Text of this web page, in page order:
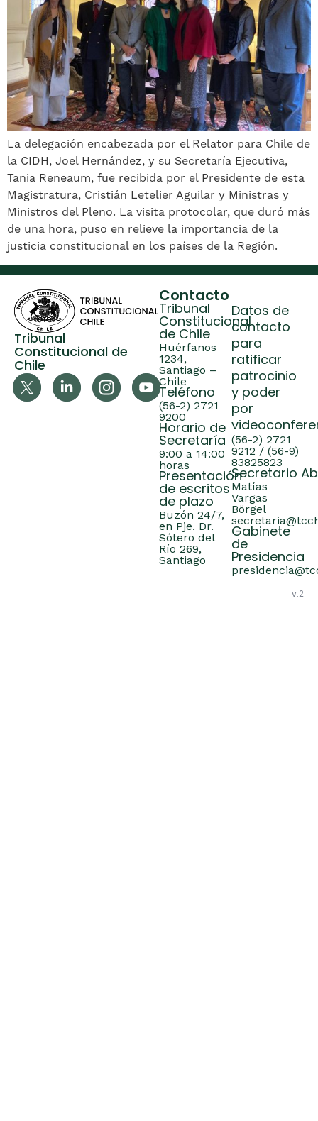
La delegación encabezada por el Relator para Chile de
la CIDH, Joel Hernández, y su Secretaría Ejecutiva,
Tania Reneaum, fue recibida por el Presidente de esta
Magistratura, Cristián Letelier Aguilar y Ministras y
Ministros del Pleno. La visita protocolar, que duró más
de una hora, puso en relieve la importancia de la
justicia constitucional en los países de la Región.
Tribunal
Constitucional de
Chile
Contacto
Tribunal
Constitucional
de Chile
Huérfanos
1234,
Santiago –
Chile
Teléfono
(56-2) 2721
9200
Horario de
Secretaría
9:00 a 14:00
horas
Presentación
de escritos
de plazo
Buzón 24/7,
en Pje. Dr.
Sótero del
Río 269,
Santiago
Datos de
contacto
para
ratificar
patrocinio
y poder
por
(56-2) 2721
9212 / (56-9)
83825823
Secretario
Matías
Vargas
Börgel
Gabinete
de
Presidencia
v.2